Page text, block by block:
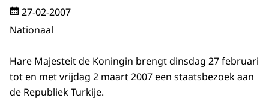
27-02-2007
Nationaal
Hare Majesteit de Koningin brengt dinsdag 27 februari
tot en met vrijdag 2 maart 2007 een staatsbezoek aan
de Republiek Turkije.